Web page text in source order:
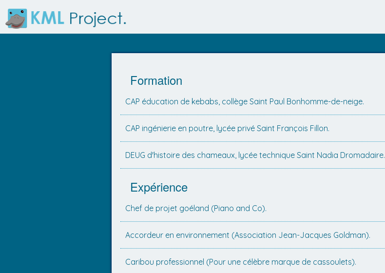
Formation
CAP éducation de kebabs, collège Saint Paul Bonhomme-de-neige.
CAP ingénierie en poutre, lycée privé Saint François Fillon.
DEUG d'histoire des chameaux, lycée technique Saint Nadia Dromadaire.
Expérience
Chef de projet goéland (Piano and Co).
Accordeur en environnement (Association Jean-Jacques Goldman).
Caribou professionnel (Pour une célèbre marque de cassoulets).